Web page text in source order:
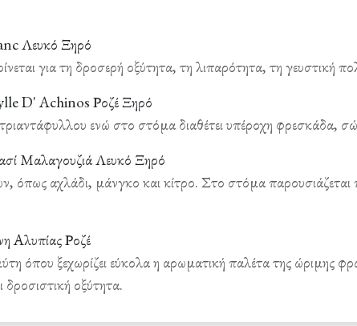
Λευκό Ξηρό
για τη δροσερή οξύτητα, τη λιπαρότητα, τη γευστική
D' Achinos Ροζέ Ξηρό
ενώ στο στόμα διαθέτει υπέροχη φρεσκάδα,
Μαλαγουζιά Λευκό Ξηρό
αχλάδι, μάνγκο και κίτρο. Στο στόμα παρουσιάζεται
Αλυπίας Ροζέ
όπου ξεχωρίζει εύκολα η αρωματική παλέτα της ώριμης
οξύτητα.